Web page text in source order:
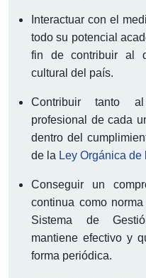
Interactuar con el
todo su potencial
fin de contribuir al
cultural del país.
Contribuir tanto
profesional de cada
dentro del
de la Ley Orgánica
Conseguir un
continua como
Sistema de
mantiene efectivo y
forma periódica.